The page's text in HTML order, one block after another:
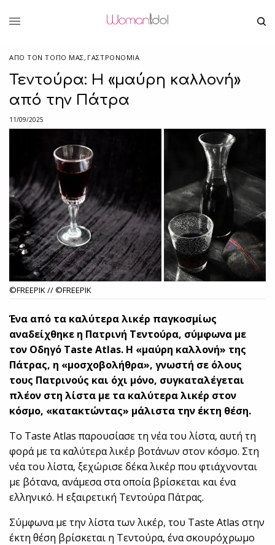
ΑΠΌ ΤΟΝ ΤΌΠΟ ΜΑΣ, ΓΑΣΤΡΟΝΟΜΙΑ
Τεντούρα: Η «μαύρη καλλονή»
από την Πάτρα
11/09/2025
©FREEPIK // ©FREEPIK
Ένα από τα καλύτερα λικέρ παγκοσμίως
αναδείχθηκε η Πατρινή Τεντούρα, σύμφωνα με
τον Οδηγό Taste Atlas. H «μαύρη καλλονή» της
Πάτρας, η «μοσχοβολήθρα», γνωστή σε όλους
τους Πατρινούς και όχι μόνο, συγκαταλέγεται
πλέον στη λίστα με τα καλύτερα λικέρ στον
κόσμο, «κατακτώντας» μάλιστα την έκτη θέση.
Το Taste Atlas παρουσίασε τη νέα του λίστα, αυτή τη
φορά με τα καλύτερα λικέρ βοτάνων στον κόσμο. Στη
νέα του λίστα, ξεχώρισε δέκα λικέρ που φτιάχνονται
με βότανα, ανάμεσα στα οποία βρίσκεται και ένα
ελληνικό. Η εξαιρετική Τεντούρα Πάτρας.
Σύμφωνα με την λίστα των λικέρ, του Taste Atlas στην
έκτη θέση βρίσκεται η Τεντούρα, ένα σκουρόχρωμο